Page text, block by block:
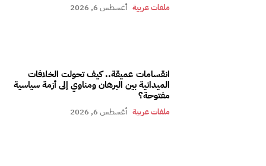
ملفات عربية أغسطس 6, 2026
انقسامات عميقة.. كيف تحولت الخلافات
الميدانية بين البرهان ومناوي إلى أزمة سياسية
مفتوحة؟
ملفات عربية أغسطس 6, 2026